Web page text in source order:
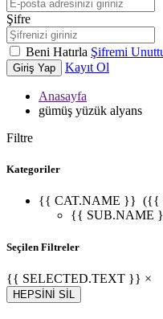
Şifre
Beni Hatırla Şifremi
Giriş Yap Kayıt Ol
Anasayfa
gümüş yüzük alyans
Filtre
Kategoriler
{{ CAT.NAME }} ({{
{{ SUB.NAME
Seçilen Filtreler
{{ SELECTED.TEXT }} ×
HEPSİNİ SİL